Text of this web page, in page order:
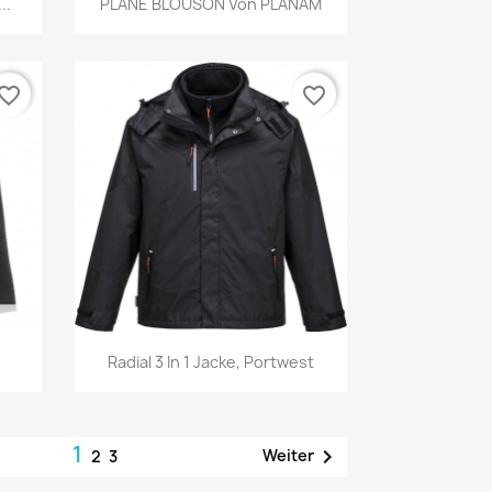
 Vorschau
Radial 3 In 1 Jacke, Portwest
favorite_border
1 2 3 Weiter